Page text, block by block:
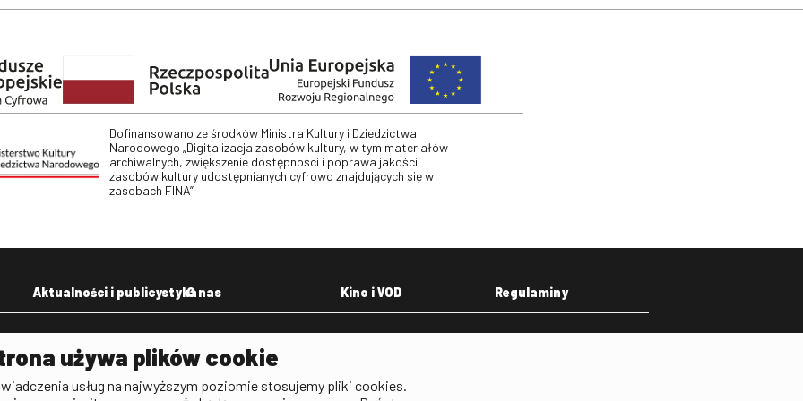
Dofinansowano ze środków Ministra Kultury i Dziedzictwa
Narodowego „Digitalizacja zasobów kultury, w tym materiałów
archiwalnych, zwiększenie dostępności i poprawa jakości
zasobów kultury udostępnianych cyfrowo znajdujących się w
zasobach FINA”
Aktualności i publicystyka
Aktualności
Publicystyka filmowa
O nas Kino i VOD Regulaminy
używa plików cookie
usług na najwyższym poziomie stosujemy pliki cookies.